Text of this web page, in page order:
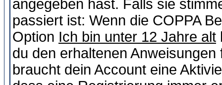
angegeben hast. Falls sie
passiert ist: Wenn die COPPA
Option Ich bin unter 12 Jahre alt
du den erhaltenen
braucht dein Account eine